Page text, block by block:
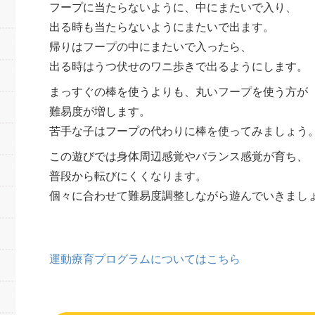
フープに当たらないように、中にまたいで入り、
出る時も当たらないようにまたいで出ます。
帰りはフープの中にまたいで入ったら、
出る時はうつ伏せのワニ歩きで出るようにします。
まっすぐの棒を使うよりも、丸いフープを使う方が
難易度が増します。
苦手な子はフープの代わりに棒を使ってみましょう。
この遊びでは身体周辺感覚やバランス感覚が育ち、
普段から転びにくくなります。
個々に合わせて難易度調整しながら遊んでいきまし
運動療育プログラムについてはこちら